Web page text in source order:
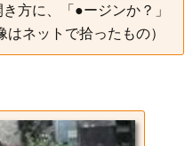
方に、「●ージンか？」
ネットで拾ったもの）